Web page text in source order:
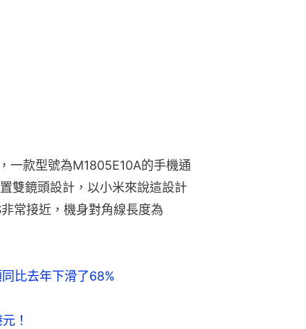
一款型號為M1805E10A的手機通
雙鏡頭設計，以小米來說這設計
常接近，機身對角線長度為
比去年下滑了68%
！